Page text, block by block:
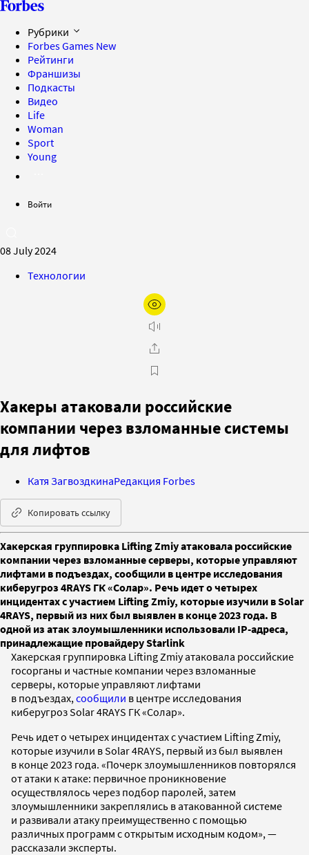
Рубрики
Forbes Games New
Рейтинги
Франшизы
Подкасты
Видео
Life
Woman
Sport
Young
Войти
08 July 2024
Технологии
Хакеры атаковали российские
компании через взломанные системы
для лифтов
Катя ЗагвоздкинаРедакция Forbes
Копировать ссылку
Хакерская группировка Lifting Zmiy атаковала российские
компании через взломанные серверы, которые управляют
лифтами в подъездах, сообщили в центре исследования
киберугроз 4RAYS ГК «Солар». Речь идет о четырех
инцидентах с участием Lifting Zmiy, которые изучили в Solar
4RAYS, первый из них был выявлен в конце 2023 года. В
одной из атак злоумышленники использовали IP-адреса,
принадлежащие провайдеру Starlink
Хакерская группировка Lifting Zmiy атаковала российские
госорганы и частные компании через взломанные
серверы, которые управляют лифтами
в подъездах, сообщили в центре исследования
киберугроз Solar 4RAYS ГК «Солар».
Речь идет о четырех инцидентах с участием Lifting Zmiy,
которые изучили в Solar 4RAYS, первый из был выявлен
в конце 2023 года. «Почерк злоумышленников повторялся
от атаки к атаке: первичное проникновение
осуществлялось через подбор паролей, затем
злоумышленники закреплялись в атакованной системе
и развивали атаку преимущественно с помощью
различных программ с открытым исходным кодом», —
рассказали эксперты.